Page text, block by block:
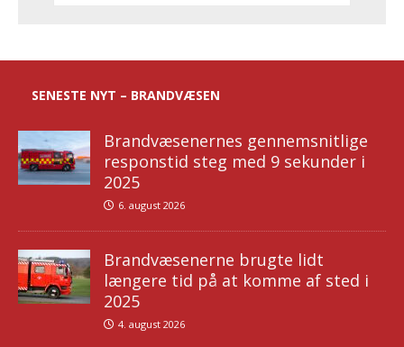
SENESTE NYT – BRANDVÆSEN
Brandvæsenernes gennemsnitlige
responstid steg med 9 sekunder i
2025
6. august 2026
Brandvæsenerne brugte lidt
længere tid på at komme af sted i
2025
4. august 2026